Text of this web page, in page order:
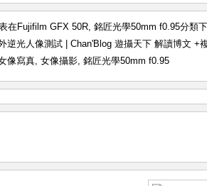
在Fujifilm GFX 50R, 銘匠光學50mm f0.95分類下
逆光人像測試 | Chan'Blog 遊攝天下 解讀博文 +
像寫真, 女像攝影, 銘匠光學50mm f0.95